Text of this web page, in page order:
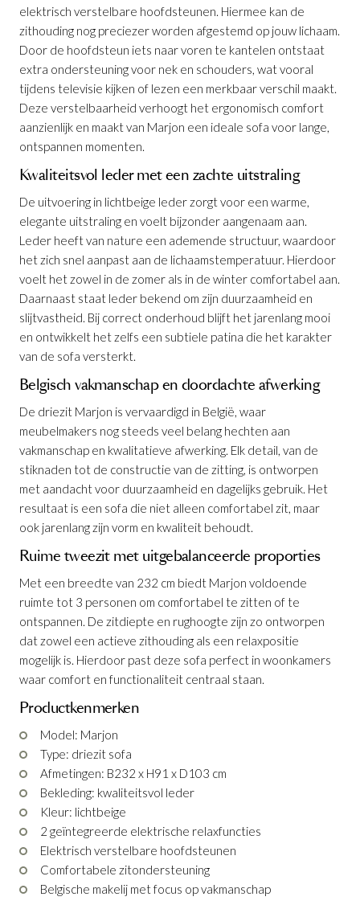
elektrisch verstelbare hoofdsteunen. Hiermee kan de
zithouding nog preciezer worden afgestemd op jouw lichaam.
Door de hoofdsteun iets naar voren te kantelen ontstaat
extra ondersteuning voor nek en schouders, wat vooral
tijdens televisie kijken of lezen een merkbaar verschil maakt.
Deze verstelbaarheid verhoogt het ergonomisch comfort
aanzienlijk en maakt van Marjon een ideale sofa voor lange,
ontspannen momenten.
Kwaliteitsvol leder met een zachte uitstraling
De uitvoering in lichtbeige leder zorgt voor een warme,
elegante uitstraling en voelt bijzonder aangenaam aan.
Leder heeft van nature een ademende structuur, waardoor
het zich snel aanpast aan de lichaamstemperatuur. Hierdoor
voelt het zowel in de zomer als in de winter comfortabel aan.
Daarnaast staat leder bekend om zijn duurzaamheid en
slijtvastheid. Bij correct onderhoud blijft het jarenlang mooi
en ontwikkelt het zelfs een subtiele patina die het karakter
van de sofa versterkt.
Belgisch vakmanschap en doordachte afwerking
De driezit Marjon is vervaardigd in België, waar
meubelmakers nog steeds veel belang hechten aan
vakmanschap en kwalitatieve afwerking. Elk detail, van de
stiknaden tot de constructie van de zitting, is ontworpen
met aandacht voor duurzaamheid en dagelijks gebruik. Het
resultaat is een sofa die niet alleen comfortabel zit, maar
ook jarenlang zijn vorm en kwaliteit behoudt.
Ruime tweezit met uitgebalanceerde proporties
Met een breedte van 232 cm biedt Marjon voldoende
ruimte tot 3 personen om comfortabel te zitten of te
ontspannen. De zitdiepte en rughoogte zijn zo ontworpen
dat zowel een actieve zithouding als een relaxpositie
mogelijk is. Hierdoor past deze sofa perfect in woonkamers
waar comfort en functionaliteit centraal staan.
Productkenmerken
Model: Marjon
Type: driezit sofa
Afmetingen: B232 x H91 x D103 cm
Bekleding: kwaliteitsvol leder
Kleur: lichtbeige
2 geïntegreerde elektrische relaxfuncties
Elektrisch verstelbare hoofdsteunen
Comfortabele zitondersteuning
Belgische makelij met focus op vakmanschap
relaxis toegevoegd aan je winkelmandje
Salon Marjon Leder met geïntegreerde relax
Productnummer: G10100010088
€ 4.166,00 incl. BTW
GA NAAR WINKELMANDJE
OF VERDER WINKELEN